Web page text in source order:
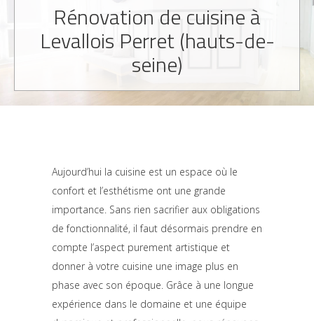
Rénovation de cuisine à
Levallois Perret (hauts-de-
seine)
Aujourd’hui la cuisine est un espace où le
confort et l’esthétisme ont une grande
importance. Sans rien sacrifier aux obligations
de fonctionnalité, il faut désormais prendre en
compte l’aspect purement artistique et
donner à votre cuisine une image plus en
phase avec son époque. Grâce à une longue
expérience dans le domaine et une équipe